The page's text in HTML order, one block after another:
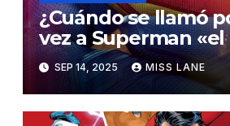
¿Cuándo se llamó
vez a Superman
del Mañana»?
SEP 14, 2025 MISS LANE